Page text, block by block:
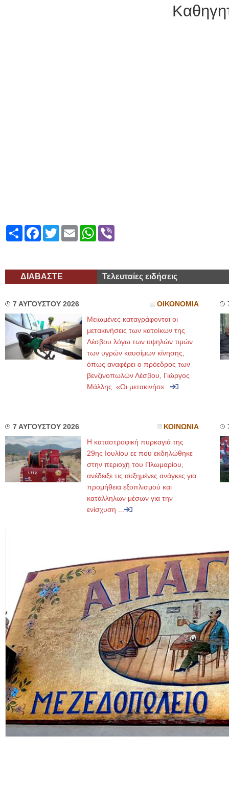
ShareFacebook
TwitterEmailWhatsApp
ΔΙΑΒΑΣΤΕ Τελευταίες ειδήσεις
7 ΑΥΓΟΥΣΤΟΥ 2026 ΟΙΚΟΝΟΜΙΑ
Μειωμένες καταγράφονται οι
μετακινήσεις των κατοίκων της
Λέσβου λόγω των υψηλών τιμών
των υγρών καυσίμων κίνησης,
όπως αναφέρει ο πρόεδρος των
βενζινοπωλών Λέσβου, Γιώργος
Μάλλης. «Οι μετακινήσε...
7 ΑΥΓΟΥΣΤΟΥ 2026 ΚΟΙΝΩΝΙΑ
Η καταστροφική πυρκαγιά της
29ης Ιουλίου εε που εκδηλώθηκε
στην περιοχή του Πλωμαρίου,
ανέδειξε τις αυξημένες ανάγκες για
προμήθεια εξοπλισμού και
κατάλληλων μέσων για την
ενίσχυση ...